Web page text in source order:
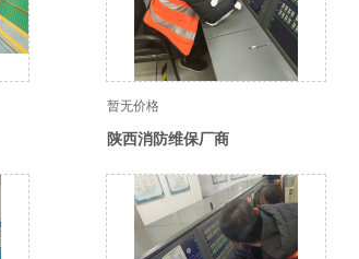
暂无价格
陕西消防维保厂商